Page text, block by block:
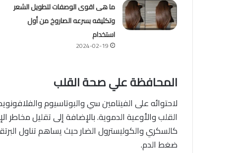
ما هى اقوى الوصفات لتطويل الشعر
وتكثيفه بسرعه الصاروخ من أول
استخدام
2024-02-19
المحافظة علي صحة القلب
لاحتوائه على الفيتامين سي والبوتاسيوم
القلب والأوعية الدموية. بالإضافة إلى تقليل
كالسكري والكوليسترول الضار حيث يساهم تناول
ضغط الدم.